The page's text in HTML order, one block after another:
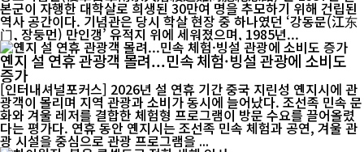
본군이 자행한 대학살로 희생된 30만여 명을 추모하기 위해 건립된
역사 공간이다. 기념관은 당시 학살 현장 중 하나였던 ‘강동문(江东
门, 장둥먼) 만인갱’ 유적지 위에 세워졌으며, 1985년...
옌지 설 연휴 관광객 몰려...민속 체험·빙설 관광에 소비도
증가
[인터내셔널포커스] 2026년 설 연휴 기간 중국 지린성 옌지시에 관
광객이 몰리며 지역 관광과 소비가 동시에 늘어났다. 조선족 민속 문
화와 겨울 레저를 결합한 체험형 프로그램이 방문 수요를 끌어올렸
다는 평가다. 연휴 동안 옌지시는 조선족 민속 체험과 공연, 겨울 관
광 시설을 중심으로 관광 프로그램을 ...